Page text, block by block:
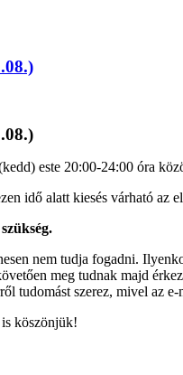
este 20:00-24:00 óra
idő alatt kiesés várható az
nem tudja fogadni.
meg tudnak majd
tudomást szerez, mivel az e-
is köszönjük!